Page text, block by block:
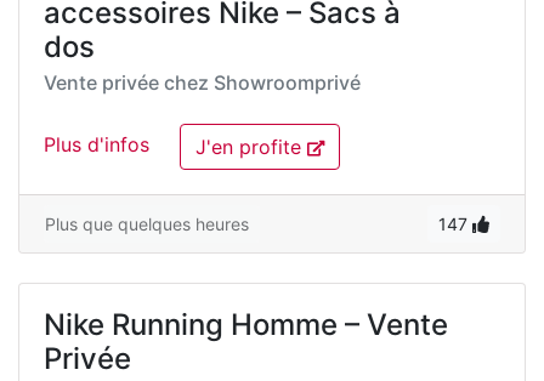
accessoires Nike – Sacs à
dos
Vente privée chez Showroomprivé
Plus d'infos J'en profite
Plus que quelques heures 147
Nike Running Homme – Vente
Privée